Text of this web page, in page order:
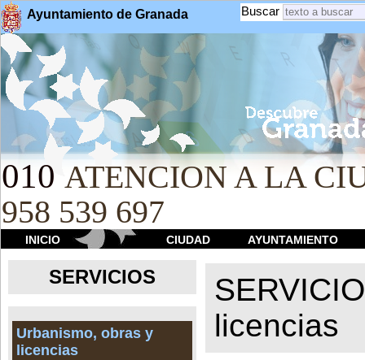
Ayuntamiento de Granada Buscar
010 ATENCION A LA
958 539 697
INICIO CIUDAD AYUNTAMIENTO
SERVICIOS
Urbanismo, obras y
licencias
licencias